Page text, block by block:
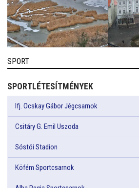
SPORT
SPORTLÉTESÍTMÉNYEK
Ifj. Ocskay Gábor Jégcsarnok
Csitáry G. Emil Uszoda
Sóstói Stadion
Köfém Sportcsarnok